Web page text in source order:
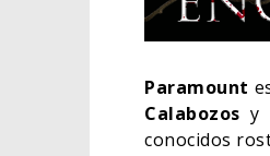
Paramount
Calabozos y
conocidos